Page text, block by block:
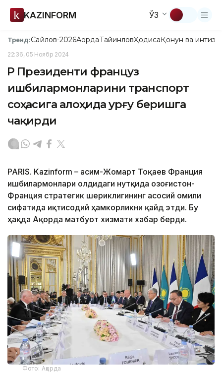
KAZINFORM ЎЗ
Тренд:Сайлов-2026АқордаТайинловҲодисаҚонун ва
22:36, 05 Ноябр 2024
ҚР Президенти француз
ишбилармонларини транспорт
соҳасига алоҳида урғу беришга
чақирди
PARIS. Kazinform – Қасим-Жомарт Тоқаев Франция
ишбилармонлари олдидаги нутқида Қозоғистон-
Франция стратегик шериклигининг асосий омили
сифатида иқтисодий ҳамкорликни қайд этди. Бу
ҳақда Ақорда матбуот хизмати хабар берди.
Фото: Ақорда